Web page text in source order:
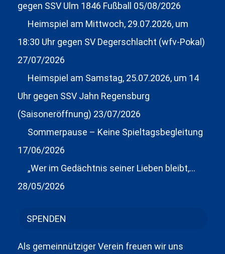
gegen SSV Ulm 1846 Fußball
05/08/2026
Heimspiel am Mittwoch, 29.07.2026, um
18:30 Uhr gegen SV Degerschlacht (wfv-Pokal)
27/07/2026
Heimspiel am Samstag, 25.07.2026, um 14
Uhr gegen SSV Jahn Regensburg
(Saisoneröffnung) 23/07/2026
Sommerpause – Keine Spieltagsbegleitung
17/06/2026
„Wer im Gedächtnis seiner Lieben bleibt,…
28/05/2026
SPENDEN
Als gemeinnütziger Verein freuen wir uns